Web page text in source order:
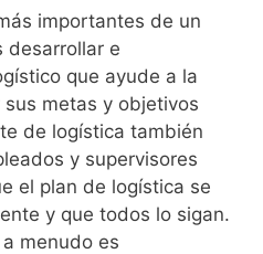
importantes de un
desarrollar e
que ayude a la
metas y objetivos
de logística también
y supervisores
el plan de logística se
y que todos lo sigan.
menudo es